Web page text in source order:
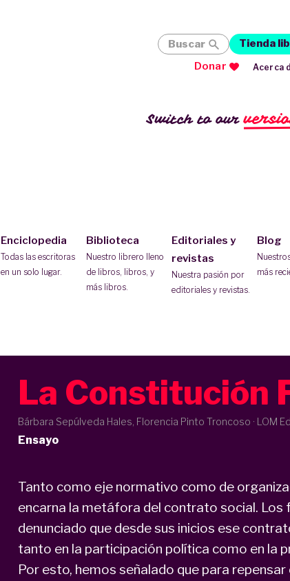
Switch to our
Enciclopedia
Todas las escritoras
en un solo lugar.
Biblioteca
Nuestro librero lleno
de libros, libros, y
más libros.
Editoriales y
revistas
Nuestra pasión por
editoriales y revistas.
Blog
más
Buscar Tienda
Donar
Acerca
La Constitución
Bárbara Sepúlveda Hales, Florencia Pinto Troncoso · LOM
Ensayo
Tanto como eje normativo como de
encarna la metáfora del contrato social. Los
denunciado que desde sus inicios ese
tanto en la participación política como en la
Por esto, hemos señalado que para